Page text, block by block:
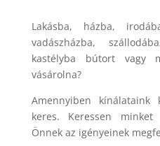
Lakásba, házba,
vadászházba,
kastélyba bútort vagy
vásárolna?
Amennyiben
keres. Keressen minket
Önnek az igényeinek